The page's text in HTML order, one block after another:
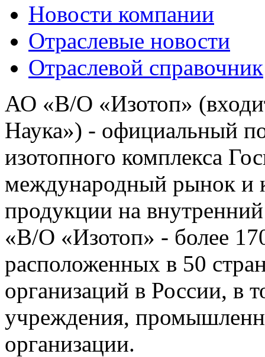
Новости компании
Отраслевые новости
Отраслевой справочник
АО «В/О «Изотоп»
Наука») - официальный
изотопного комплекса
международный рынок и
продукции на
«В/О «Изотоп» - более
расположенных в 50
организаций в России, в
учреждения,
организации.